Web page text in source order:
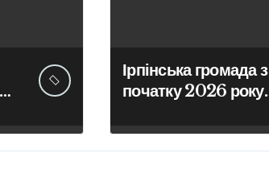
Ірпінська громада з
початку 2026 року
640 одиницями
техніки